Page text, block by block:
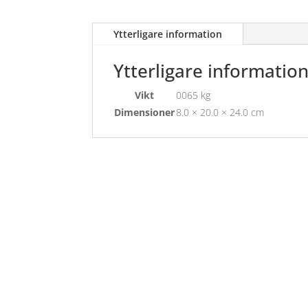
Ytterligare information
Ytterligare information
Vikt
0065 kg
Dimensioner8.0 × 20.0 × 24.0 cm